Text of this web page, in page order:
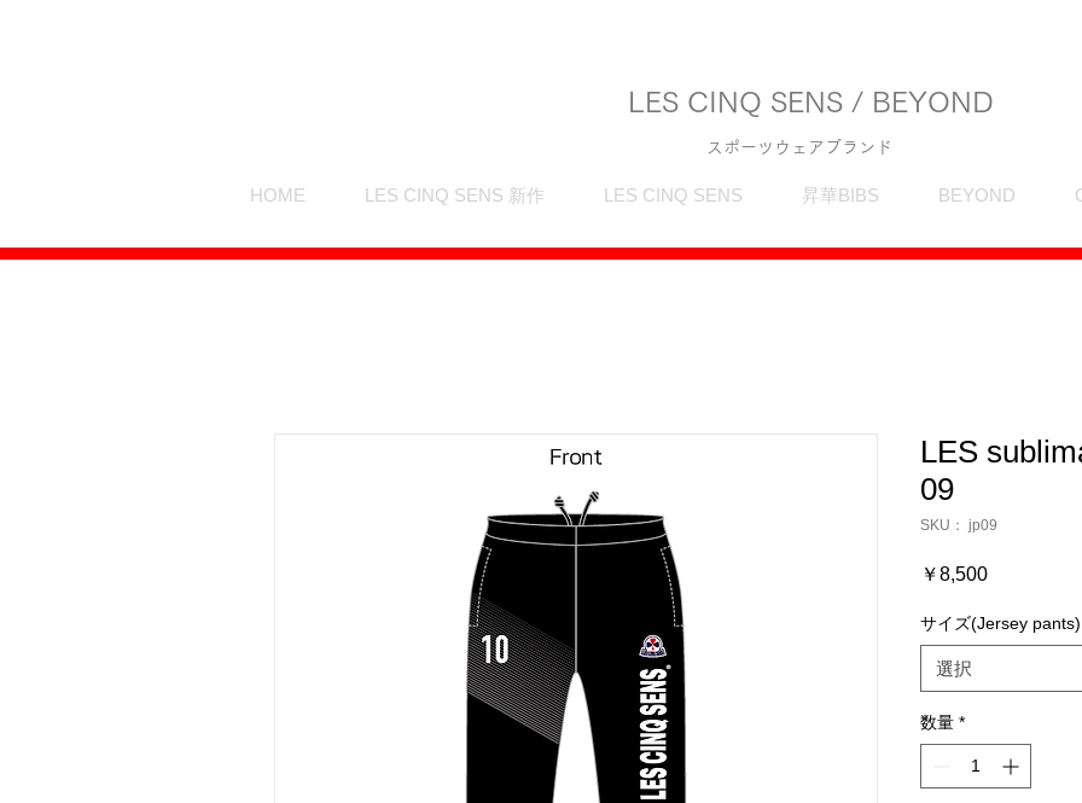
LES CINQ SENS / BEYOND
スポーツウェアブランド
HOME LES CINQ SENS 新作 LES CINQ SENS 昇華BIBS BEYOND
LES
09
SKU： jp09
￥8,500価
サイズ(Jersey pants)
選択
数量 *